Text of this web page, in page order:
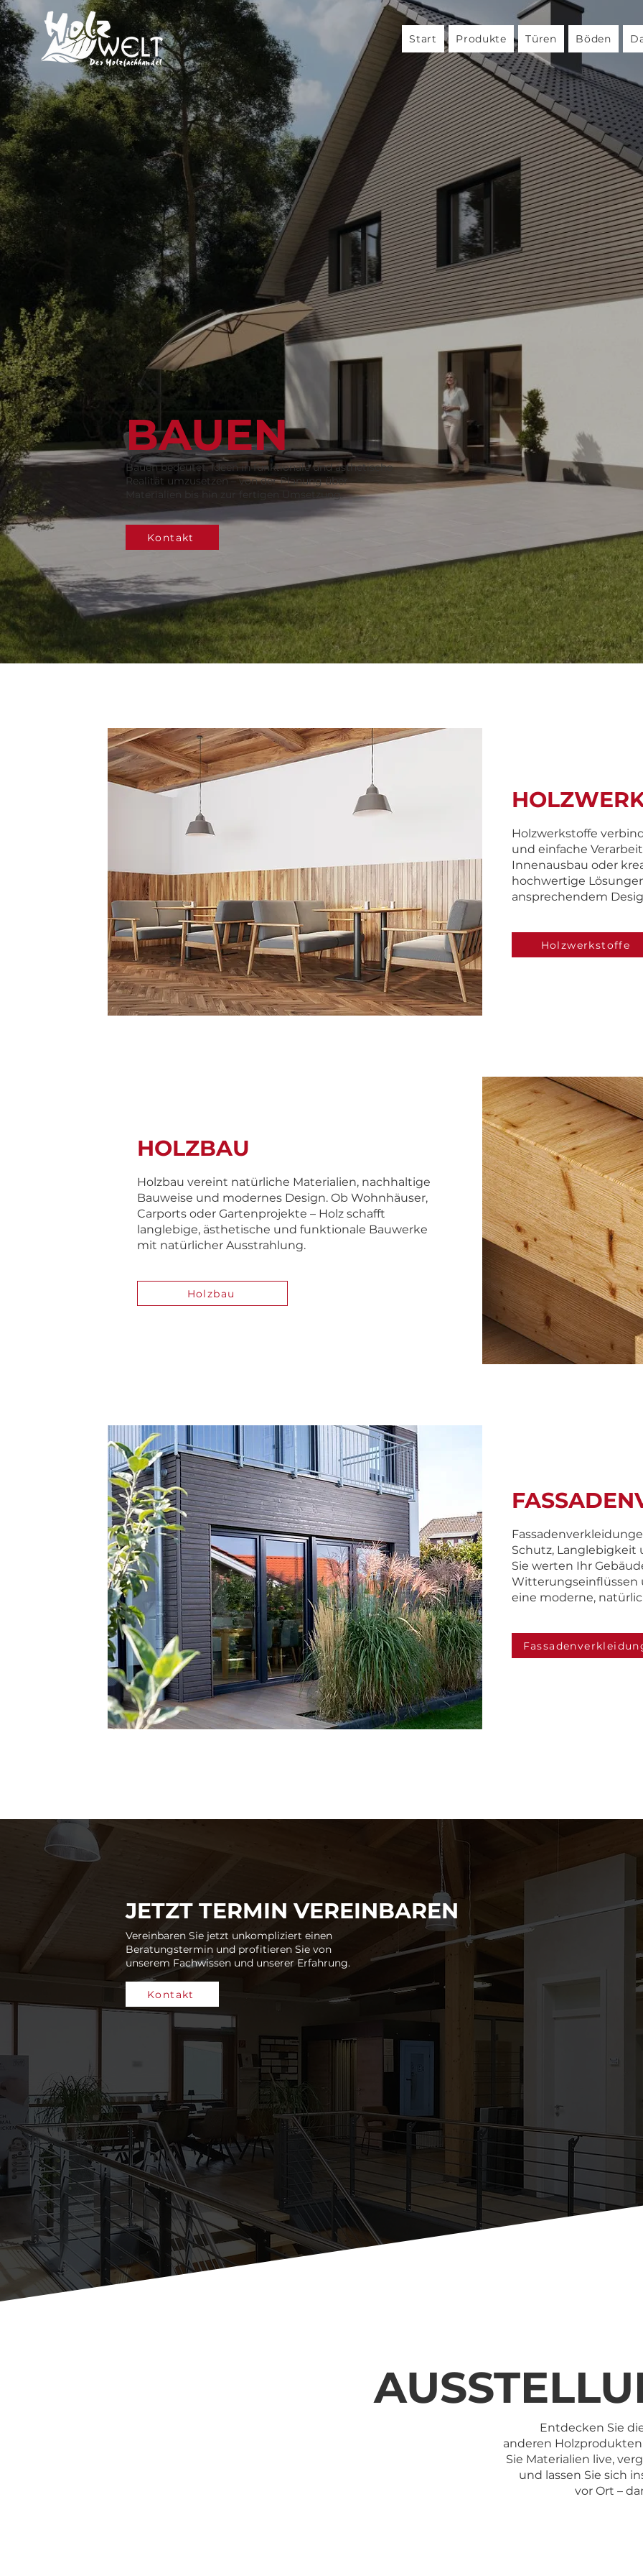
Start Produkte Türen Böden
BAUEN
Bauen bedeutet, Ideen in funktionale und ästhetische
Realität umzusetzen – von der Planung über
Materialien bis hin zur fertigen Umsetzung.
Kontakt
Holzwerkstoffe
und einfache
Innenausbau oder
hochwertige
ansprechendem
Holzwerkstoffe
HOLZBAU
Holzbau vereint natürliche Materialien, nachhaltige
Bauweise und modernes Design. Ob Wohnhäuser,
Carports oder Gartenprojekte – Holz schafft
langlebige, ästhetische und funktionale Bauwerke
mit natürlicher Ausstrahlung.
Holzbau
Schutz, Langlebigkeit
Sie werten Ihr
Witterungseinflüssen
eine moderne,
JETZT TERMIN VEREINBAREN
Vereinbaren Sie jetzt unkompliziert einen
Beratungstermin und profitieren Sie von
unserem Fachwissen und unserer Erfahrung.
Kontakt
Entdecken Sie
anderen
Sie Materialien live,
und lassen Sie sich
vor Ort –